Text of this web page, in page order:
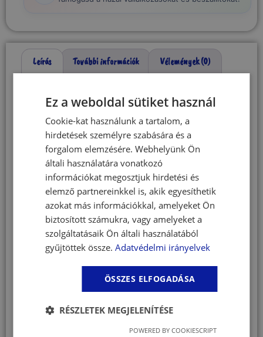
Leírás További információk Vélemények (0)
Leírás
Puha kör alakú
kutya- és
macskafekhely –
bézs 50 cm
Extra puha és kényelmes fekhely kutyák és
szálú, puha borítás meleg és biztonságos
alakú kialakítás támogatja az
Ez a weboldal sütiket használ
Cookie-kat használunk a tartalom, a
hirdetések személyre szabására és a
forgalom elemzésére. Webhelyünk Ön
általi használatára vonatkozó
információkat megosztjuk hirdetési és
elemző partnereinkkel is, akik egyesíthetik
azokat más információkkal, amelyeket Ön
biztosított számukra, vagy amelyeket a
szolgáltatásaik Ön általi használatából
gyűjtöttek össze.Adatvédelmi irányelvek
ÖSSZES ELFOGADÁSA
RÉSZLETEK MEGJELENÍTÉSE
POWERED BY COOKIESCRIPT